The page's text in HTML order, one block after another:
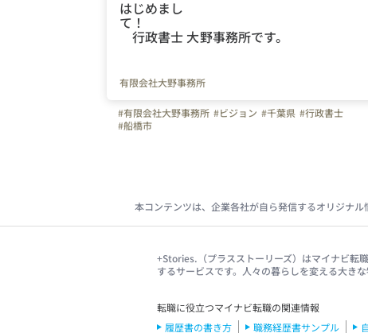
はじめまし
て！
行政書士 大野事務所です。
有限会社大野事務所
#有限会社大野事務所 #ビジョン #千葉県 #行政書士
#船橋市
本コンテンツは、企業各社が自ら発信するオリジナ
+Stories.（プラスストーリーズ）はマイナビ転
するサービスです。人々の暮らしを変える大き
転職に役立つマイナビ転職の関連情報
履歴書の書き方
職務経歴書サンプル